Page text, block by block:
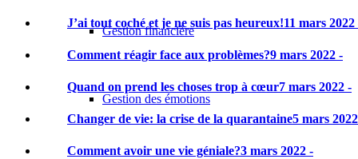
Gestion financière
Gestion des émotions
J’ai tout coché et je ne suis pas heureux!11 mars 2022
Comment réagir face aux problèmes?9 mars 2022 -
Quand on prend les choses trop à cœur7 mars 2022 -
Changer de vie: la crise de la quarantaine5 mars
Comment avoir une vie géniale?3 mars 2022 -